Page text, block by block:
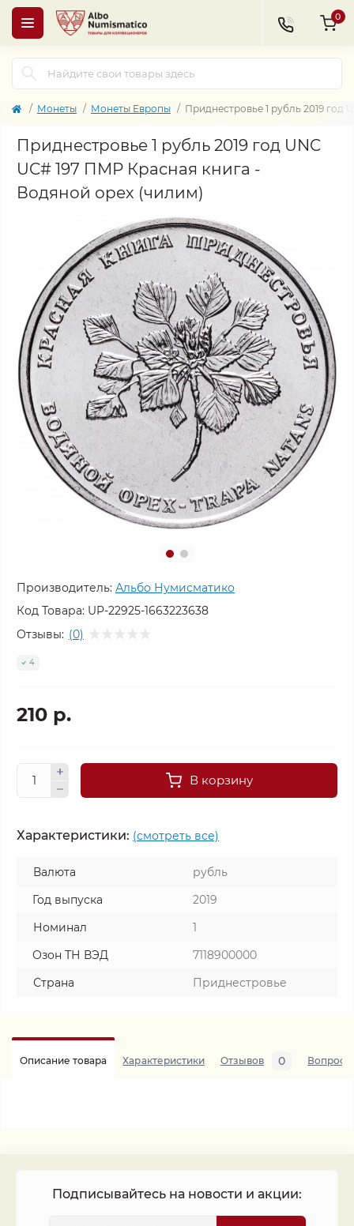
0
Монеты Монеты Европы Приднестровье 1 рубль 2019
Приднестровье 1 рубль 2019 год UNC
UC# 197 ПМР Красная книга -
Водяной орех (чилим)
Производитель: Альбо Нумисматико
Код Товара: UP-22925-1663223638
Отзывы: (0)
4
210 р.
В корзину
Характеристики: (смотреть все)
Валюта
рубль
Год выпуска
2019
Номинал
1
Озон ТН ВЭД
7118900000
Страна
Приднестровье
Описание товара Характеристики Отзывов 0 Вопросы
Подписывайтесь на новости и акции: